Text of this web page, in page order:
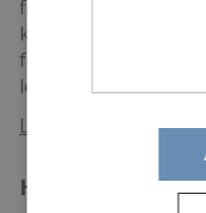
fiskevand i Storåen i
komme til at fiske.
for vandpleje blandt
levevilkårene for
Læs mere
Hvad kan vi